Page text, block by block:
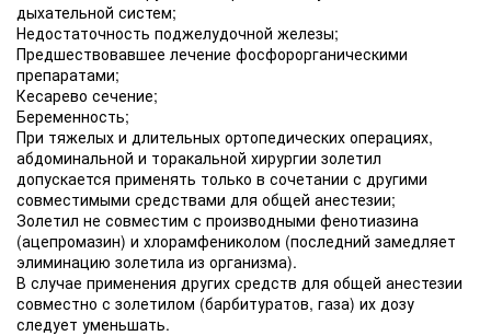
дыхательной систем;
Недостаточность поджелудочной железы;
Предшествовавшее лечение фосфорорганическими
препаратами;
Кесарево сечение;
Беременность;
При тяжелых и длительных ортопедических операциях,
абдоминальной и торакальной хирургии золетил
допускается применять только в сочетании с другими
совместимыми средствами для общей анестезии;
Золетил не совместим с производными фенотиазина
(ацепромазин) и хлорамфениколом (последний замедляет
элиминацию золетила из организма).
В случае применения других средств для общей анестезии
совместно с золетилом (барбитуратов, газа) их дозу
следует уменьшать.